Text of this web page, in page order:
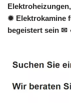
✹ Elektrokamine
begeistert sein ✉